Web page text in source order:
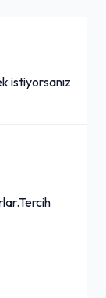
istiyorsanız